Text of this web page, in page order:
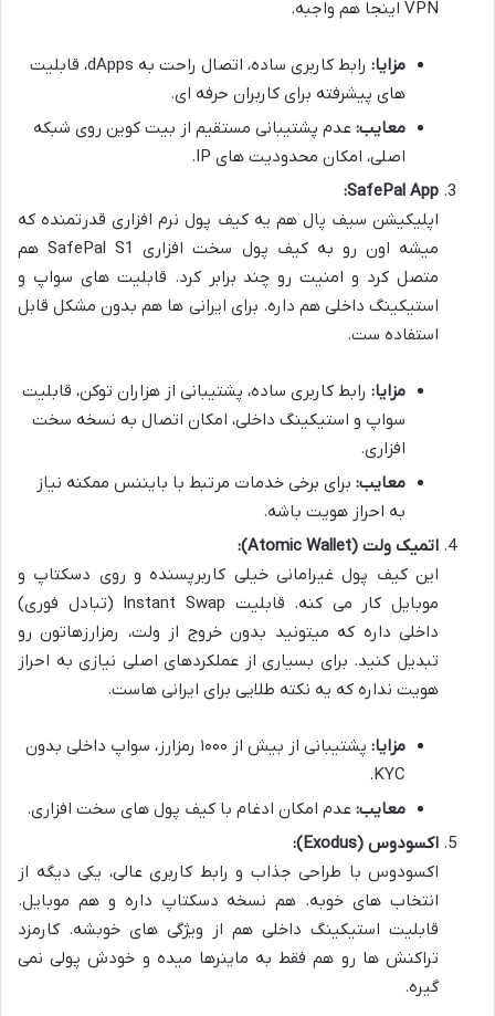
VPN اینجا هم واجبه.
مزایا:
رابط کاربری ساده، اتصال راحت به dApps، قابلیت
های پیشرفته برای کاربران حرفه ای.
معایب: عدم پشتیبانی مستقیم از بیت کوین روی شبکه
اصلی، امکان محدودیت های IP.
SafePal App:
اپلیکیشن سیف پال هم یه کیف پول نرم افزاری قدرتمنده که
میشه اون رو به کیف پول سخت افزاری SafePal S1 هم
متصل کرد و امنیت رو چند برابر کرد. قابلیت های سواپ و
استیکینگ داخلی هم داره. برای ایرانی ها هم بدون مشکل قابل
استفاده ست.
مزایا: رابط کاربری ساده، پشتیبانی از هزاران توکن، قابلیت
سواپ و استیکینگ داخلی، امکان اتصال به نسخه سخت
افزاری.
معایب: برای برخی خدمات مرتبط با بایننس ممکنه نیاز
به احراز هویت باشه.
اتمیک ولت (Atomic Wallet):
این کیف پول غیرامانی خیلی کاربرپسنده و روی دسکتاپ و
موبایل کار می کنه. قابلیت Instant Swap (تبادل فوری)
داخلی داره که میتونید بدون خروج از ولت، رمزارزهاتون رو
تبدیل کنید. برای بسیاری از عملکردهای اصلی نیازی به احراز
هویت نداره که یه نکته طلایی برای ایرانی هاست.
مزایا:
پشتیبانی از بیش از ۱۰۰۰ رمزارز، سواپ داخلی بدون
KYC.
معایب: عدم امکان ادغام با کیف پول های سخت افزاری.
اکسودوس (Exodus):
اکسودوس با طراحی جذاب و رابط کاربری عالی، یکی دیگه از
انتخاب های خوبه. هم نسخه دسکتاپ داره و هم موبایل.
قابلیت استیکینگ داخلی هم از ویژگی های خوبشه. کارمزد
تراکنش ها رو هم فقط به ماینرها میده و خودش پولی نمی
گیره.